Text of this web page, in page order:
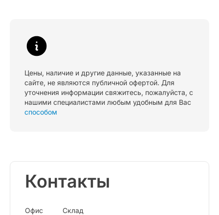
Цены, наличие и другие данные, указанные на
сайте, не являются публичной офертой. Для
уточнения информации свяжитесь, пожалуйста, с
нашими специалистами любым удобным для Вас
способом
Контакты
Офис Склад